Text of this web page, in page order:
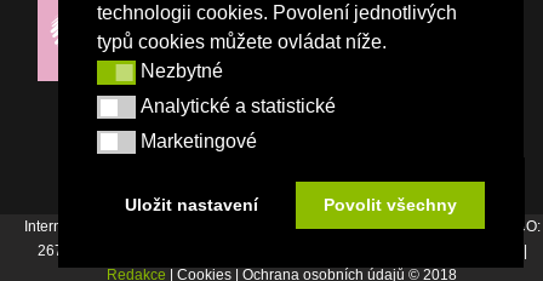
technologii cookies. Povolení jednotlivých
typů cookies můžete ovládat níže.
NezbytnéNezbytné
Analytické a statistické
Analytické a statistické
Marketingové
Marketingové
Uložit nastavení Povolit všechny
Internetový magazín Žena v autě vydává vydavatelství Srdce Evropy s.r.o., IČO:
26744007, Bořivojova 17, Praha 3, Tel. : +420 222 726 364 |
Redakce | Cookies | Ochrana osobních údajů © 2018